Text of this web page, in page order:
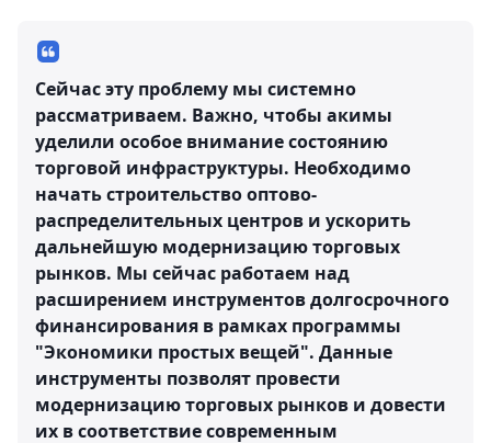
Сейчас эту проблему мы системно
рассматриваем. Важно, чтобы акимы
уделили особое внимание состоянию
торговой инфраструктуры. Необходимо
начать строительство оптово-
распределительных центров и ускорить
дальнейшую модернизацию торговых
рынков. Мы сейчас работаем над
расширением инструментов долгосрочного
финансирования в рамках программы
"Экономики простых вещей". Данные
инструменты позволят провести
модернизацию торговых рынков и довести
их в соответствие современным